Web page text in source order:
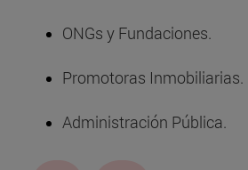
ONGs y Fundaciones.
Promotoras Inmobiliarias.
Administración Pública.